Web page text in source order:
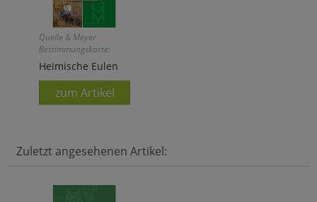
Quelle & Meyer
Bestimmungskarte:
Heimische Eulen
zum Artikel
Zuletzt angesehenen Artikel: